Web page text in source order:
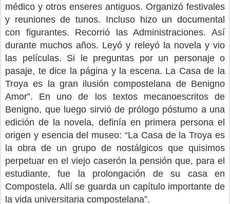
médico y otros enseres antiguos. Organizó festivales
y reuniones de tunos. Incluso hizo un documental
con figurantes. Recorrió las Administraciones. Así
durante muchos años. Leyó y releyó la novela y vio
las películas. Si le preguntas por un personaje o
pasaje, te dice la página y la escena. La Casa de la
Troya es la gran ilusión compostelana de Benigno
Amor”. En uno de los textos mecanoescritos de
Benigno, que luego sirvió de prólogo póstumo a una
edición de la novela, definía en primera persona el
origen y esencia del museo: “La Casa de la Troya es
la obra de un grupo de nostálgicos que quisimos
perpetuar en el viejo caserón la pensión que, para el
estudiante, fue la prolongación de su casa en
Compostela. Allí se guarda un capítulo importante de
la vida universitaria compostelana”.